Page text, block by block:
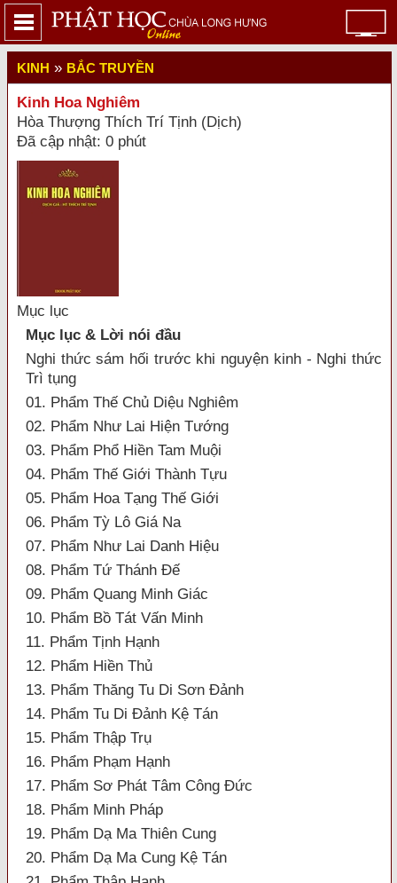
KINH » BẮC TRUYỀN
Kinh Hoa Nghiêm
Hòa Thượng Thích Trí Tịnh (Dịch)
Đã cập nhật: 0 phút
Mục lục
Mục lục & Lời nói đầu
Nghi thức sám hối trước khi nguyện kinh - Nghi thức
Trì tụng
01. Phẩm Thế Chủ Diệu Nghiêm
02. Phẩm Như Lai Hiện Tướng
03. Phẩm Phổ Hiền Tam Muội
04. Phẩm Thế Giới Thành Tựu
05. Phẩm Hoa Tạng Thế Giới
06. Phẩm Tỳ Lô Giá Na
07. Phẩm Như Lai Danh Hiệu
08. Phẩm Tứ Thánh Đế
09. Phẩm Quang Minh Giác
10. Phẩm Bồ Tát Vấn Minh
11. Phẩm Tịnh Hạnh
12. Phẩm Hiền Thủ
13. Phẩm Thăng Tu Di Sơn Đảnh
14. Phẩm Tu Di Đảnh Kệ Tán
15. Phẩm Thập Trụ
16. Phẩm Phạm Hạnh
17. Phẩm Sơ Phát Tâm Công Đức
18. Phẩm Minh Pháp
19. Phẩm Dạ Ma Thiên Cung
20. Phẩm Dạ Ma Cung Kệ Tán